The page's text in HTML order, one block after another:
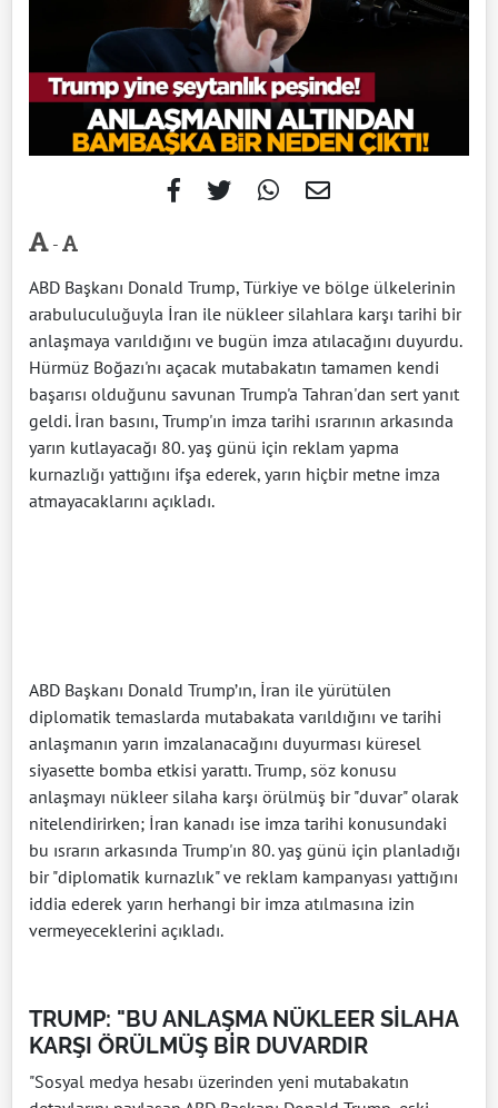
-
ABD Başkanı Donald Trump, Türkiye ve bölge ülkelerinin
arabuluculuğuyla İran ile nükleer silahlara karşı tarihi bir
anlaşmaya varıldığını ve bugün imza atılacağını duyurdu.
Hürmüz Boğazı'nı açacak mutabakatın tamamen kendi
başarısı olduğunu savunan Trump'a Tahran'dan sert yanıt
geldi. İran basını, Trump'ın imza tarihi ısrarının arkasında
yarın kutlayacağı 80. yaş günü için reklam yapma
kurnazlığı yattığını ifşa ederek, yarın hiçbir metne imza
atmayacaklarını açıkladı.
ABD Başkanı Donald Trump’ın, İran ile yürütülen
diplomatik temaslarda mutabakata varıldığını ve tarihi
anlaşmanın yarın imzalanacağını duyurması küresel
siyasette bomba etkisi yarattı. Trump, söz konusu
anlaşmayı nükleer silaha karşı örülmüş bir "duvar" olarak
nitelendirirken; İran kanadı ise imza tarihi konusundaki
bu ısrarın arkasında Trump'ın 80. yaş günü için planladığı
bir "diplomatik kurnazlık" ve reklam kampanyası yattığını
iddia ederek yarın herhangi bir imza atılmasına izin
vermeyeceklerini açıkladı.
TRUMP: "BU ANLAŞMA NÜKLEER SİLAHA
KARŞI ÖRÜLMÜŞ BİR DUVARDIR
"Sosyal medya hesabı üzerinden yeni mutabakatın